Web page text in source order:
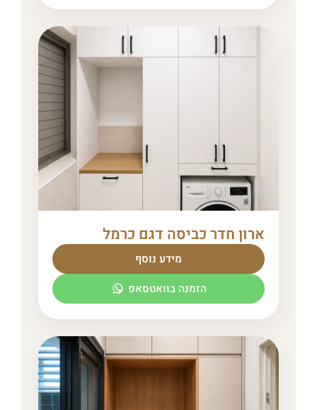
ארון חדר כביסה דגם כרמל
מידע נוסף
הזמנה בוואטסאפ